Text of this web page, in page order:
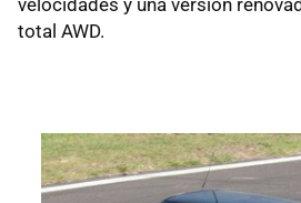
velocidades y una versión
total AWD.